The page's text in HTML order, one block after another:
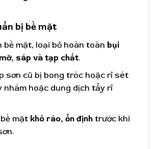
bị bề mặt
bề mặt, loại bỏ hoàn toàn bụi
sáp và tạp chất.
sơn cũ bị bong tróc hoặc rỉ sét
nhám hoặc dung dịch tẩy rỉ
mặt khô ráo, ổn địnhtrước khi